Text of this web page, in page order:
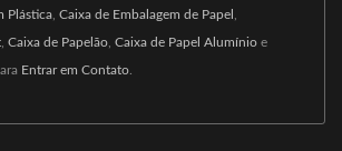
Plástica Caixa de Embalagem de Papel
Caixa de Papelão Caixa de Papel Alumínio e
Entrar em Contato